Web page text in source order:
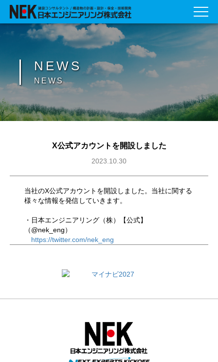
NEWS
NEWS
X公式アカウントを開設しました
2023.10.30
当社のX公式アカウントを開設しました。当社に関する
様々な情報を発信していきます。
・日本エンジニアリング（株）【公式】
（@nek_eng）
https://twitter.com/nek_eng